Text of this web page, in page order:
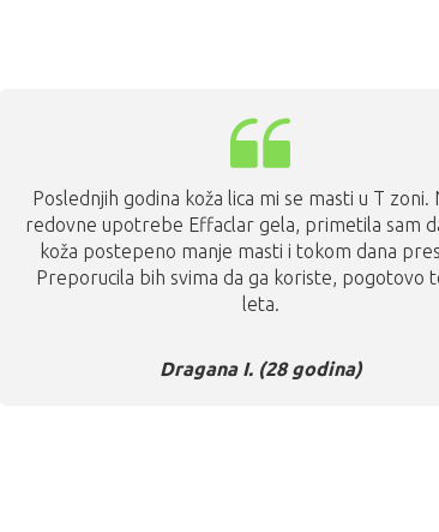
Poslednjih godina koža lica mi se masti u T zoni.
redovne upotrebe Effaclar gela, primetila sam
koža postepeno manje masti i tokom dana
Preporucila bih svima da ga koriste, pogotovo
leta.
Dragana I. (28 godina)